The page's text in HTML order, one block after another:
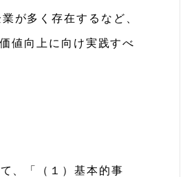
が多く存在するなど、
値向上に向け実践すべ
、「（１）基本的事